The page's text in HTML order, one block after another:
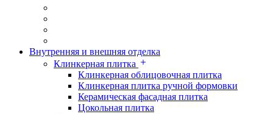
Внутренняя и внешняя отделка
Клинкерная плитка
Клинкерная облицовочная плитка
Клинкерная плитка ручной формовки
Керамическая фасадная плитка
Цокольная плитка